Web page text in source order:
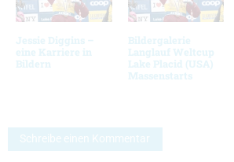
Jessie Diggins –
eine Karriere in
Bildern
Bildergalerie
Langlauf Weltcup
Lake Placid (USA)
Massenstarts
Schreibe einen Kommentar